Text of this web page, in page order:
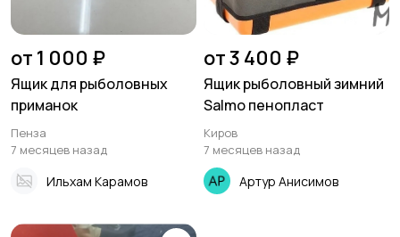
от 1 000 ₽
Ящик для рыболовных
приманок
Пенза
7 месяцев назад
Ильхам Карамов
от 3 400 ₽
Ящик рыболовный зимний
Salmo пенопласт
Киров
7 месяцев назад
Артур Анисимов